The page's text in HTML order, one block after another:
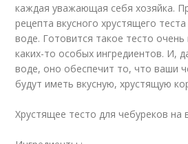
каждая уважающая себя хозяйка.
рецепта вкусного хрустящего
воде. Готовится такое тесто
каких-то особых ингредиентов. И,
воде, оно обеспечит то, что ваши
будут иметь вкусную, хрустящую
Хрустящее тесто для чебуреков на